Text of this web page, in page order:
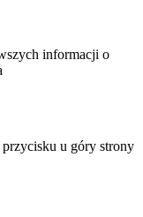
informacji o
u góry strony